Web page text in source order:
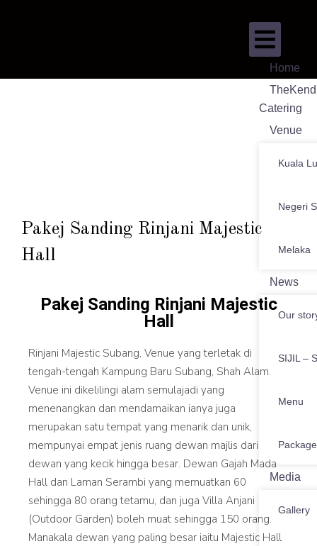
Home
Catering
Venue
Kuala
Negeri
Melaka
News
Our
SIJIL –
Menu
Media
Gallery
Pakej Sanding Rinjani Majestic
Hall
Pakej Sanding Rinjani Majestic
Hall
Rinjani Majestic Subang, Venue yang terletak di
tengah-tengah Kampung Baru Subang, Shah Alam.
Venue ini dikelilingi alam semulajadi yang
menenangkan dan mendamaikan ianya juga
merupakan satu tempat yang menarik dan unik,
mempunyai empat jenis ruang dewan majlis dari
dewan yang kecik hingga besar. Dewan Gajah Mada
Hall dan Laman Serambi yang memuatkan 60
sehingga 80 orang tetamu, dan juga Villa Anjani
(Outdoor Garden) boleh muat sehingga 150 orang.
Manakala dewan yang paling besar iaitu Majestic Hall